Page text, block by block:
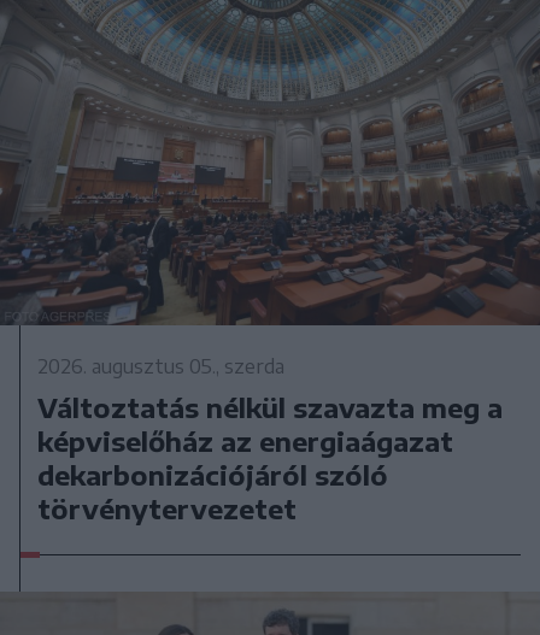
2026. augusztus 05., szerda
Változtatás nélkül szavazta meg a
képviselőház az energiaágazat
dekarbonizációjáról szóló
törvénytervezetet